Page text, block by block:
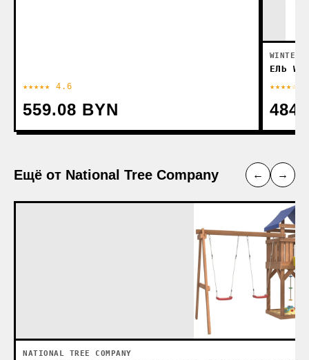
★★★★★ 4.6
559.08 BYN
WINTER
ЕЛЬ
★★★★☆ 4
Ещё от National Tree Company ← →
NATIONAL TREE COMPANY